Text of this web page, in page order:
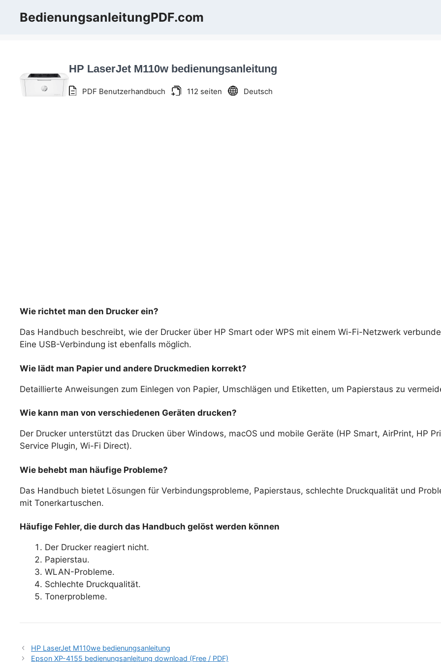
BedienungsanleitungPDF.com
HP LaserJet M110w bedienungsanleitung
PDF Benutzerhandbuch 112 seiten Deutsch
Wie richtet man den Drucker ein?
Das Handbuch beschreibt, wie der Drucker über HP Smart oder WPS mit einem Wi-Fi-Netzwerk
Eine USB-Verbindung ist ebenfalls möglich.
Wie lädt man Papier und andere Druckmedien korrekt?
Detaillierte Anweisungen zum Einlegen von Papier, Umschlägen und Etiketten, um Papierstaus zu
Wie kann man von verschiedenen Geräten drucken?
Der Drucker unterstützt das Drucken über Windows, macOS und mobile Geräte (HP Smart, AirPrint, HP
Service Plugin, Wi-Fi Direct).
Wie behebt man häufige Probleme?
Das Handbuch bietet Lösungen für Verbindungsprobleme, Papierstaus, schlechte Druckqualität und
mit Tonerkartuschen.
Häufige Fehler, die durch das Handbuch gelöst werden können
Der Drucker reagiert nicht.
Papierstau.
WLAN-Probleme.
Schlechte Druckqualität.
Tonerprobleme.
HP LaserJet M110we bedienungsanleitung
Epson XP-4155 bedienungsanleitung download (Free / PDF)